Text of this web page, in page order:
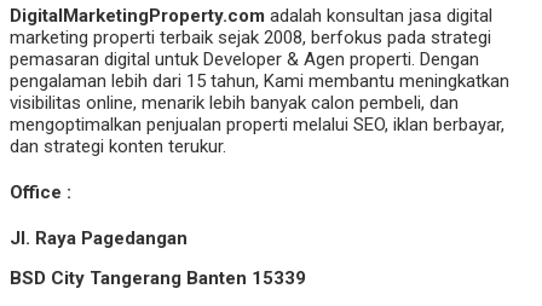
DigitalMarketingProperty.com adalah konsultan jasa digital
marketing properti terbaik sejak 2008, berfokus pada strategi
pemasaran digital untuk Developer & Agen properti. Dengan
pengalaman lebih dari 15 tahun, Kami membantu meningkatkan
visibilitas online, menarik lebih banyak calon pembeli, dan
mengoptimalkan penjualan properti melalui SEO, iklan berbayar,
dan strategi konten terukur.
Office :
Jl. Raya Pagedangan
BSD City Tangerang Banten 15339